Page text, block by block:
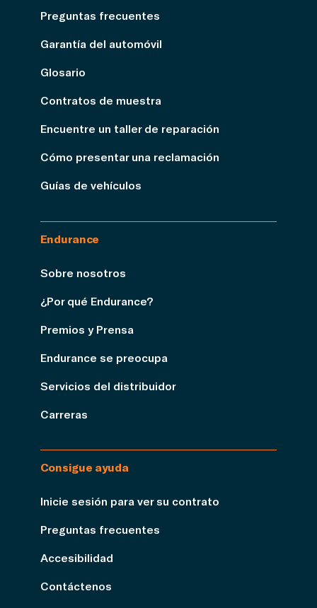
Preguntas frecuentes
Garantía del automóvil
Glosario
Contratos de muestra
Encuentre un taller de reparación
Cómo presentar una reclamación
Guías de vehículos
Endurance
Sobre nosotros
¿Por qué Endurance?
Premios y Prensa
Endurance se preocupa
Servicios del distribuidor
Carreras
Consigue ayuda
Inicie sesión para ver su contrato
Preguntas frecuentes
Accesibilidad
Contáctenos